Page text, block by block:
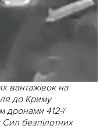
вантажівок на
до Криму
дронами 412-ї
безпілотних